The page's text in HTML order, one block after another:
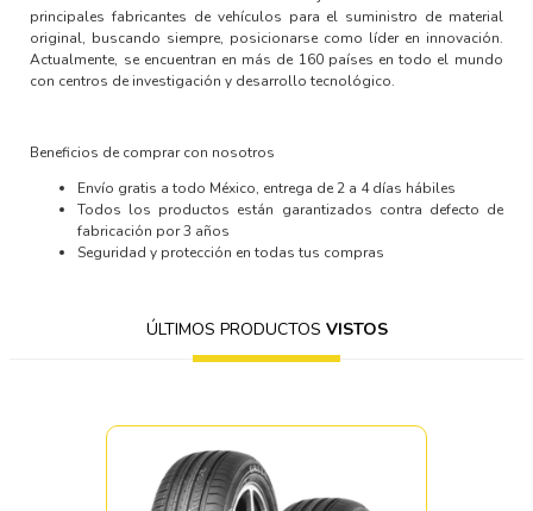
principales fabricantes de vehículos para el suministro de material
original, buscando siempre, posicionarse como líder en innovación.
Actualmente, se encuentran en más de 160 países en todo el mundo
con centros de investigación y desarrollo tecnológico.
Beneficios de comprar con nosotros
Envío gratis a todo México, entrega de 2 a 4 días hábiles
Todos los productos están garantizados contra defecto de
fabricación por 3 años
Seguridad y protección en todas tus compras
ÚLTIMOS PRODUCTOS VISTOS